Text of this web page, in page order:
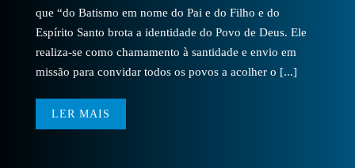
que “do Batismo em nome do Pai e do Filho e do
Espírito Santo brota a identidade do Povo de Deus. Ele
realiza-se como chamamento à santidade e envio em
missão para convidar todos os povos a acolher o [...]
LER MAIS